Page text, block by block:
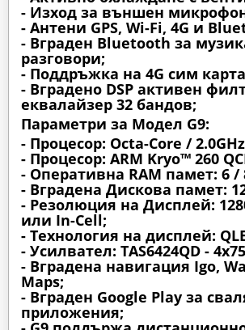
- Изход за външен
- Антени GPS, Wi-Fi, 4G и
- Вграден Bluetooth за
разговори;
- Поддръжка на 4G сим
- Вградено DSP активен
еквалайзер 32 бандов;
Параметри за Модел G9:
- Процесор: Octa-Core /
- Процесор: ARM Kryo™ 260
- Оперативна RAM памет: 6 /
- Вградена Дискова памет:
- Резолюция на Дисплей:
или In-Cell;
- Технология на дисплей:
- Усилвател: TAS6424QD -
- Вградена навигация Igo,
Maps;
- Вграден Google Play за
приложения;